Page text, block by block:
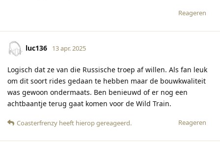
Reageren
luc136 13 apr. 2025
Logisch dat ze van die Russische troep af willen. Als fan leuk
om dit soort rides gedaan te hebben maar de bouwkwaliteit
was gewoon ondermaats. Ben benieuwd of er nog een
achtbaantje terug gaat komen voor de Wild Train.
Reageren
Coasterfrenzy heeft hierop gereageerd.